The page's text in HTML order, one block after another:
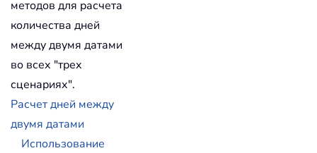
методов для расчета
количества дней
между двумя датами
во всех "трех
сценариях".
Расчет дней между
двумя датами
Использование